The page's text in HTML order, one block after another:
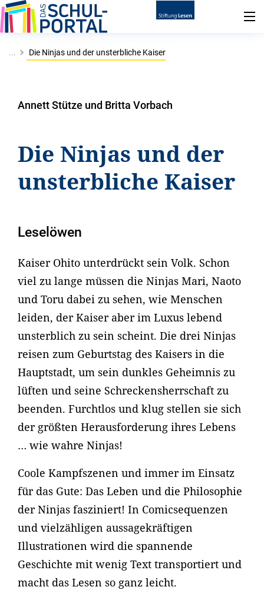
... Die Ninjas und der unsterbliche Kaiser
Annett Stütze und Britta Vorbach
Die Ninjas und der
unsterbliche Kaiser
Leselöwen
Kaiser Ohito unterdrückt sein Volk. Schon
viel zu lange müssen die Ninjas Mari, Naoto
und Toru dabei zu sehen, wie Menschen
leiden, der Kaiser aber im Luxus lebend
unsterblich zu sein scheint. Die drei Ninjas
reisen zum Geburtstag des Kaisers in die
Hauptstadt, um sein dunkles Geheimnis zu
lüften und seine Schreckensherrschaft zu
beenden. Furchtlos und klug stellen sie sich
der größten Herausforderung ihres Lebens
… wie wahre Ninjas!
Coole Kampfszenen und immer im Einsatz
für das Gute: Das Leben und die Philosophie
der Ninjas fasziniert! In Comicsequenzen
und vielzähligen aussagekräftigen
Illustrationen wird die spannende
Geschichte mit wenig Text transportiert und
macht das Lesen so ganz leicht.